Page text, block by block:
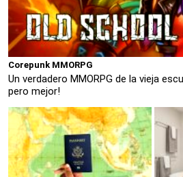
Corepunk MMORPG
Un verdadero MMORPG de la vieja
pero mejor!